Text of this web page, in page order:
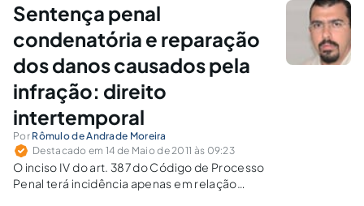
Sentença penal
condenatória e reparação
dos danos causados pela
infração: direito
intertemporal
Por Rômulo de Andrade Moreira
Destacado em 14 de Maio de 2011 às 09:23
O inciso IV do art. 387 do Código de Processo
Penal terá incidência apenas em relação